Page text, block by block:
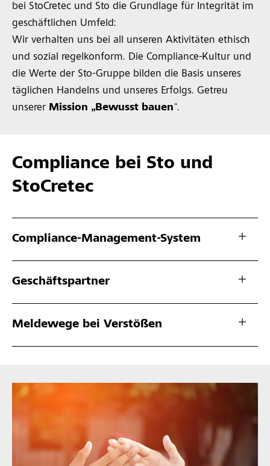
bei StoCretec und Sto die Grundlage für Integrität im
geschäftlichen Umfeld:
Wir verhalten uns bei all unseren Aktivitäten ethisch
und sozial regelkonform. Die Compliance-Kultur und
die Werte der Sto-Gruppe bilden die Basis unseres
täglichen Handelns und unseres Erfolgs. Getreu
unserer Mission „Bewusst bauen“.
Compliance bei Sto und
StoCretec
Compliance-Management-System
Geschäftspartner
Meldewege bei Verstößen